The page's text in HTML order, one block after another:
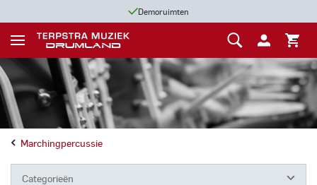
Voor 13:00 uur besteld, morgen in huis*
Marchingpercussie
Categorieën